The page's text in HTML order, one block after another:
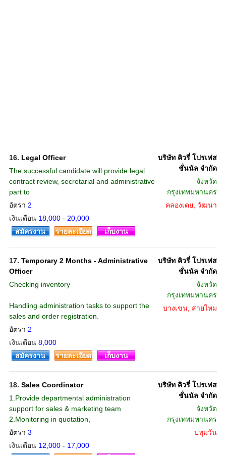
16. Legal Officer
The successful candidate will provide legal
contract review, secretarial and administrative
part to
อัตรา 2
เงินเดือน 18,000 - 20,000
บริษัท คิวรี่ โปรเฟส
ชั่นนัล จำกัด
จังหวัด
กรุงเทพมหานคร
คลองเตย, วัฒนา
สมัครงาน รายละเอียด เก็บงาน
17. Temporary 2 Months - Administrative
Officer
Checking inventory
Handling administration tasks to support the
sales and order registration.
อัตรา 2
เงินเดือน 8,000
บริษัท คิวรี่ โปรเฟส
ชั่นนัล จำกัด
จังหวัด
กรุงเทพมหานคร
บางเขน, สายไหม
สมัครงาน รายละเอียด เก็บงาน
18. Sales Coordinator
1.Provide departmental administration
support for sales & marketing team
2.Monitoring in quotation,
อัตรา 3
เงินเดือน 12,000 - 17,000
บริษัท คิวรี่ โปรเฟส
ชั่นนัล จำกัด
จังหวัด
กรุงเทพมหานคร
ปทุมวัน